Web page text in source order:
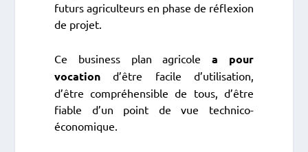
futurs agriculteurs en phase de réflexion
de projet.
Ce business plan agricolea pour
vocationd’être facile d’utilisation,
d’être compréhensible de tous, d’être
fiable d’un point de vue technico-
économique.